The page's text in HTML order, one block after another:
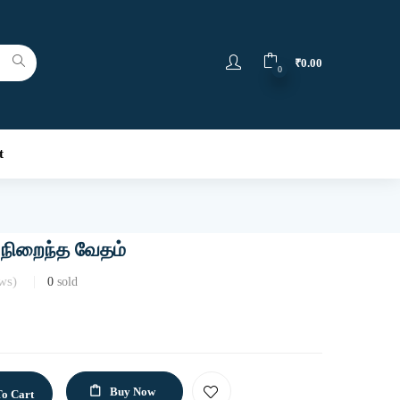
0 ₹0.00
வேதம்
0 sold
Cart Buy Now